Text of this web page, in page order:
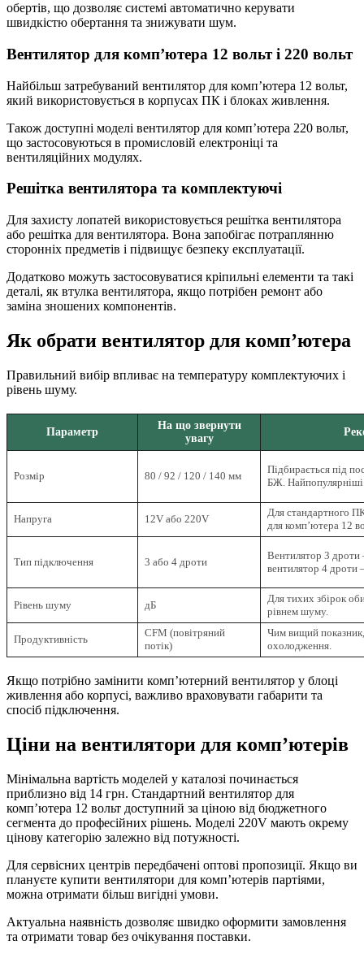
обертів, що дозволяє системі автоматично керувати
швидкістю обертання та знижувати шум.
Вентилятор для комп’ютера 12 вольт і 220 вольт
Найбільш затребуваний вентилятор для комп’ютера 12 вольт,
який використовується в корпусах ПК і блоках живлення.
Також доступні моделі вентилятор для комп’ютера 220 вольт,
що застосовуються в промисловій електроніці та
вентиляційних модулях.
Решітка вентилятора та комплектуючі
Для захисту лопатей використовується решітка вентилятора
або решітка для вентилятора. Вона запобігає потраплянню
сторонніх предметів і підвищує безпеку експлуатації.
Додатково можуть застосовуватися кріпильні елементи та такі
деталі, як втулка вентилятора, якщо потрібен ремонт або
заміна зношених компонентів.
Як обрати вентилятор для комп’ютера
Правильний вибір впливає на температуру комплектуючих і
рівень шуму.
Параметр
На що звернути
увагу
Розмір 80 / 92 / 120 / 140 мм
Підбирається під
БЖ.
Напруга 12V або 220V
Для стандартного
для комп’ютера 12
Тип підключення 3 або 4 дроти
Вентилятор 3
вентилятор 4
Рівень шуму дБ
Для тихих збірок
рівнем шуму.
Продуктивність
CFM (повітряний
потік)
Чим вищий
охолодження.
Якщо потрібно замінити комп’ютерний вентилятор у блоці
живлення або корпусі, важливо враховувати габарити та
спосіб підключення.
Ціни на вентилятори для комп’ютерів
Мінімальна вартість моделей у каталозі починається
приблизно від 14 грн. Стандартний вентилятор для
комп’ютера 12 вольт доступний за ціною від бюджетного
сегмента до професійних рішень. Моделі 220V мають окрему
цінову категорію залежно від потужності.
Для сервісних центрів передбачені оптові пропозиції. Якщо ви
плануєте купити вентилятори для комп’ютерів партіями,
можна отримати більш вигідні умови.
Актуальна наявність дозволяє швидко оформити замовлення
та отримати товар без очікування поставки.